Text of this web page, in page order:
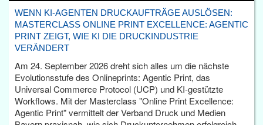
WENN KI-AGENTEN DRUCKAUFTRÄGE AUSLÖSEN:
MASTERCLASS ONLINE PRINT EXCELLENCE: AGENTIC
PRINT ZEIGT, WIE KI DIE DRUCKINDUSTRIE
VERÄNDERT
Am 24. September 2026 dreht sich alles um die nächste
Evolutionsstufe des Onlineprints: Agentic Print, das
Universal Commerce Protocol (UCP) und KI-gestützte
Workflows. Mit der Masterclass "Online Print Excellence:
Agentic Print" vermittelt der Verband Druck und Medien